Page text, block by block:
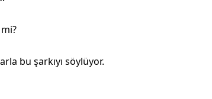
bu şarkıyı söylüyor.